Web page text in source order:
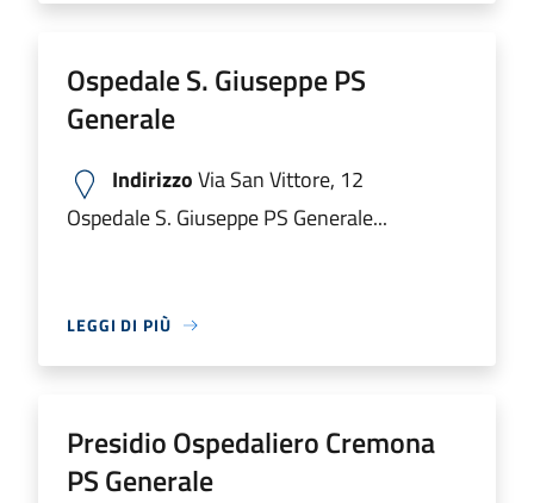
Ospedale S. Giuseppe PS
Generale
IndirizzoVia San Vittore, 12
Ospedale S. Giuseppe PS Generale...
LEGGI DI PIÙ
Presidio Ospedaliero Cremona
PS Generale